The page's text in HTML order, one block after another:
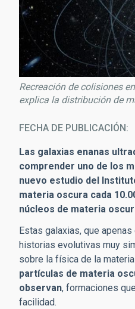
Recreación de colisiones
explica la distribución de
FECHA DE PUBLICACIÓN
Las galaxias enanas
comprender uno de los
nuevo estudio del
materia oscura cada
núcleos de materia
Estas galaxias, que
historias evolutivas muy
sobre la física de la
partículas de materia
observan, formaciones
facilidad.